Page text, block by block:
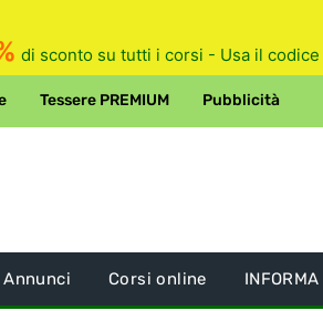
di sconto su tutti i corsi - Usa il codice
Tessere PREMIUM Pubblicità
Annunci Corsi online INFORMA